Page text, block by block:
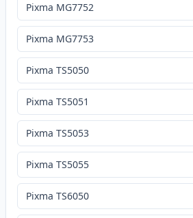
Pixma MG7752
Pixma MG7753
Pixma TS5050
Pixma TS5051
Pixma TS5053
Pixma TS5055
Pixma TS6050